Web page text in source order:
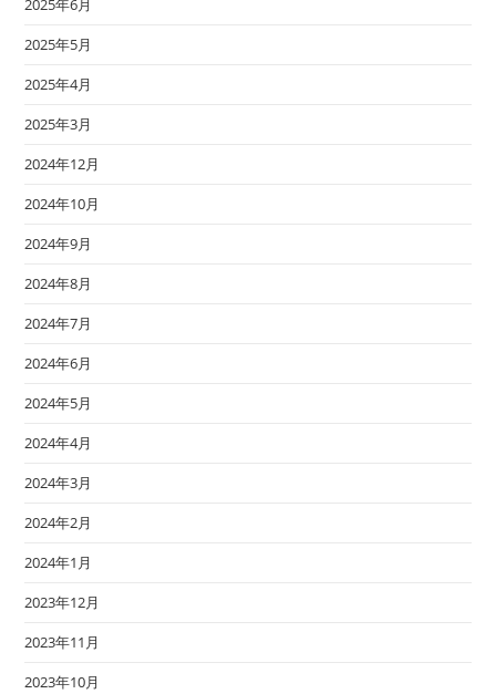
2025年6月
2025年5月
2025年4月
2025年3月
2024年12月
2024年10月
2024年9月
2024年8月
2024年7月
2024年6月
2024年5月
2024年4月
2024年3月
2024年2月
2024年1月
2023年12月
2023年11月
2023年10月